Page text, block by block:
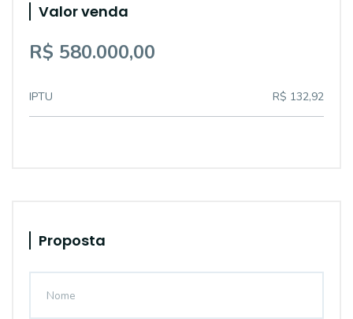
Valor venda
R$ 580.000,00
IPTU R$ 132,92
Proposta